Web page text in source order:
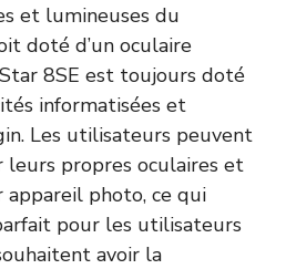
et lumineuses du
doté d’un oculaire
8SE est toujours doté
informatisées et
Les utilisateurs peuvent
propres oculaires et
photo, ce qui
pour les utilisateurs
avoir la